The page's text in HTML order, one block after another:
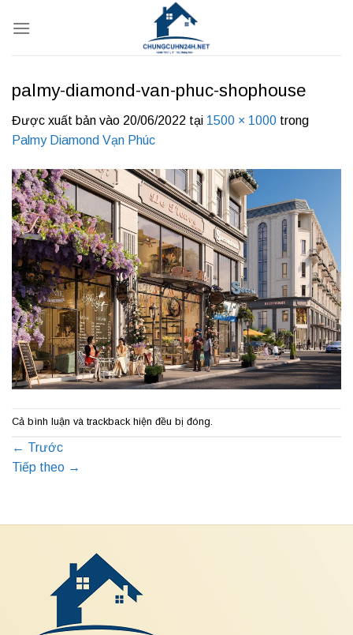
qua
palmy-diamond-van-phuc-shophouse
Được xuất bản vào 20/06/2022 tại 1500 × 1000 trong
Palmy Diamond Vạn Phúc
Cả bình luận và trackback hiện đều bị đóng.
← Trước
Tiếp theo →